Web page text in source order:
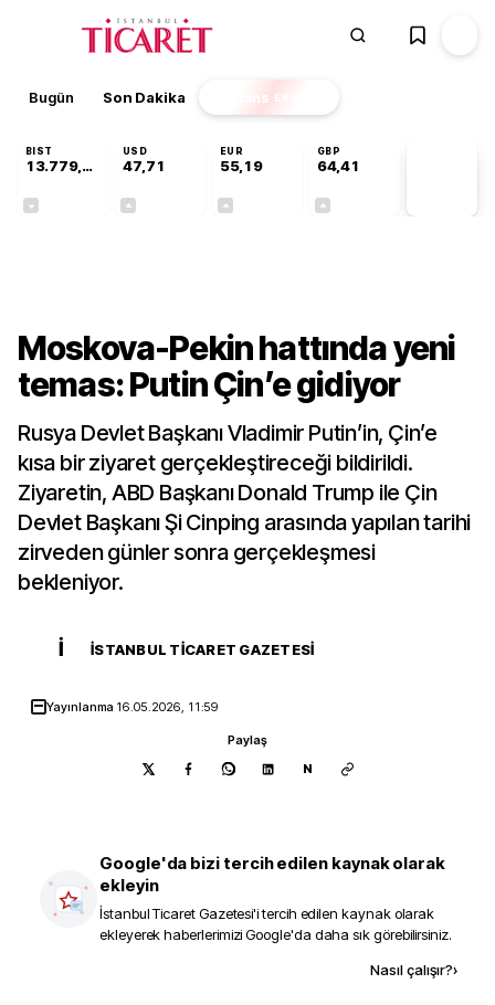
Bugün Son Dakika Finans EKSTRA
BIST
13.779,39
USD
47,71
EUR
55,19
GBP
64,41
Moskova-Pekin hattında yeni
temas: Putin Çin’e gidiyor
Rusya Devlet Başkanı Vladimir Putin’in, Çin’e
kısa bir ziyaret gerçekleştireceği bildirildi.
Ziyaretin, ABD Başkanı Donald Trump ile Çin
Devlet Başkanı Şi Cinping arasında yapılan tarihi
zirveden günler sonra gerçekleşmesi
bekleniyor.
İ İSTANBUL TICARET GAZETESI
Yayınlanma 16.05.2026, 11:59
Paylaş
N
Google'da bizi tercih edilen kaynak olarak
ekleyin
İstanbul Ticaret Gazetesi'i tercih edilen kaynak olarak
ekleyerek haberlerimizi Google'da daha sık görebilirsiniz.
Nasıl çalışır?›